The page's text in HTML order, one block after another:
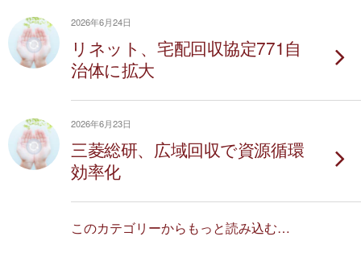
2026年6月24日
リネット、宅配回収協定771自
治体に拡大
2026年6月23日
三菱総研、広域回収で資源循環
効率化
このカテゴリーからもっと読み込む…